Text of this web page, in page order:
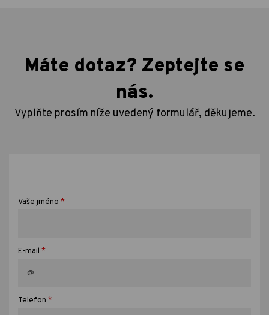
Máte dotaz? Zeptejte se
nás.
Vyplňte prosím níže uvedený formulář, děkujeme.
Vaše jméno *
E-mail *
Telefon *